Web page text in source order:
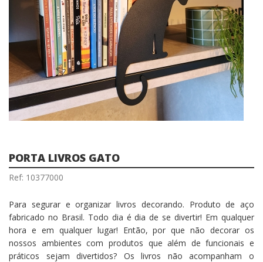
PORTA LIVROS GATO
Ref: 10377000
Para segurar e organizar livros decorando. Produto de aço
fabricado no Brasil. Todo dia é dia de se divertir! Em qualquer
hora e em qualquer lugar! Então, por que não decorar os
nossos ambientes com produtos que além de funcionais e
práticos sejam divertidos? Os livros não acompanham o